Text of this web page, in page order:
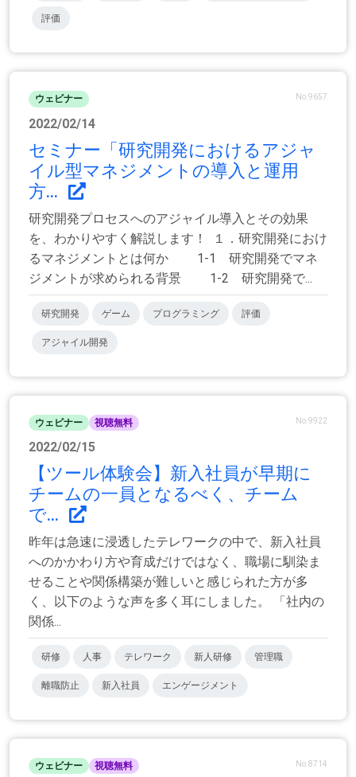
評価
ウェビナー No.9657
2022/02/14
セミナー「研究開発におけるアジャ
イル型マネジメントの導入と運用
方...
研究開発プロセスへのアジャイル導入とその効果
を、わかりやすく解説します！ １．研究開発におけ
るマネジメントとは何か 1-1 研究開発でマネ
ジメントが求められる背景 1-2 研究開発で...
研究開発 ゲーム プログラミング 評価
アジャイル開発
ウェビナー 視聴無料 No.9922
2022/02/15
【ツール体験会】新入社員が早期に
チームの一員となるべく、チーム
で...
昨年は急速に浸透したテレワークの中で、新入社員
へのかかわり方や育成だけではなく、職場に馴染ま
せることや関係構築が難しいと感じられた方が多
く、以下のような声を多く耳にしました。 「社内の
関係...
研修 人事 テレワーク 新人研修 管理職
離職防止 新入社員 エンゲージメント
ウェビナー 視聴無料 No.8714